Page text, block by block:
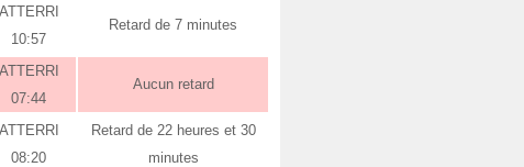
ATTERRI
10:57
Retard de 7 minutes
ATTERRI
07:44
Aucun retard
ATTERRI
08:20
Retard de 22 heures et 30
minutes